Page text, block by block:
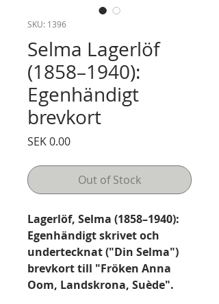
SKU: 1396
Selma Lagerlöf
(1858–1940):
Egenhändigt
brevkort
SEK 0.00Price
Out of Stock
Lagerlöf, Selma (1858–1940):
Egenhändigt skrivet och
undertecknat ("Din Selma")
brevkort till "Fröken Anna
Oom, Landskrona, Suède".